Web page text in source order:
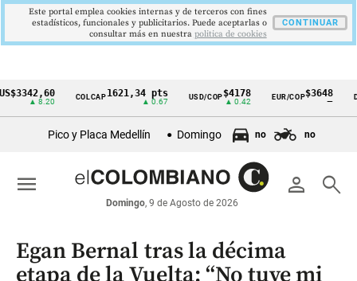
Cintillo
económicos
Colombia
COLCAP1621,34 pts USD/COP$4178
▲ 0.42
EUR/COP$3648
—
Pico y Placa Medellín Domingo no no
person search
Domingo, 9 de Agosto de 2026
menu
Egan Bernal tras la décima
etapa de la Vuelta: “No tuve mi
Este portal emplea cookies internas y de terceros con fines
estadísticos, funcionales y publicitarios. Puede aceptarlas o
consultar más en nuestra politica de cookies
CONTINUAR